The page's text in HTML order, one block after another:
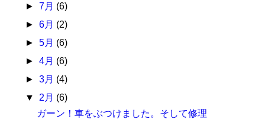
► 7月 (6)
► 6月 (2)
► 5月 (6)
► 4月 (6)
► 3月 (4)
▼ 2月 (6)
ガーン！車をぶつけました。そして修理